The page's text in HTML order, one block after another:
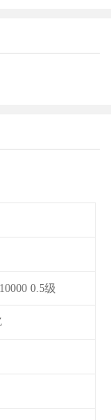
0.5级